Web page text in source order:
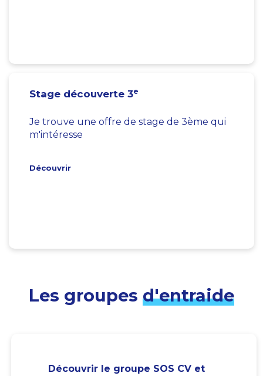
Stage découverte 3e
Je trouve une offre de stage de 3ème qui
m'intéresse
Découvrir
Les groupes d'entraide
Découvrir le groupe SOS CV et